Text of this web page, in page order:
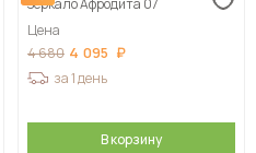
Зеркало Афродита 07
Цена
4 680 4 095
за 1 день
В корзину